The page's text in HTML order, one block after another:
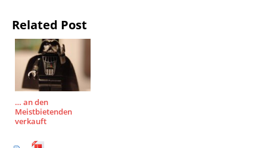
Related Post
… an den
Meistbietenden
verkauft